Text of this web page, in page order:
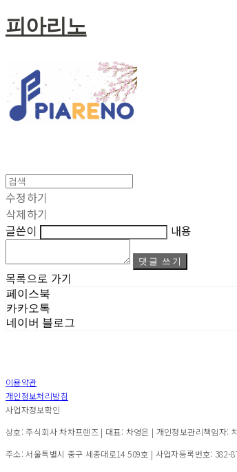
피아리노
수정하기
삭제하기
글쓴이
내용
댓글 쓰기
목록으로 가기
페이스북
카카오톡
네이버 블로그
이용약관
개인정보처리방침
사업자정보확인
상호: 주식회사 차차프렌즈 | 대표: 차영은 | 개인정보관리책임
주소: 서울특별시 중구 세종대로14 509호 | 사업자등록번호: 382-